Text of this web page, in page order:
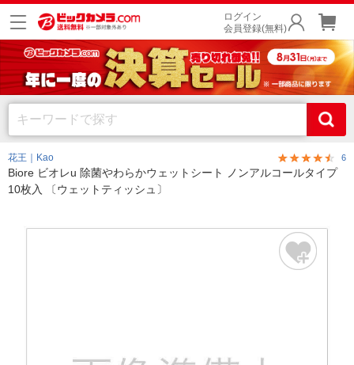
ログイン
会員登録(無料)
花王｜Kao 6
Biore ビオレu 除菌やわらかウェットシート ノンアルコールタイプ
10枚入 〔ウェットティッシュ〕